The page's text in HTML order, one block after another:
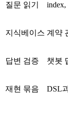
질문 읽기 index,
지식베이스 계약
답변 검증 챗봇
재현 묶음 DSL